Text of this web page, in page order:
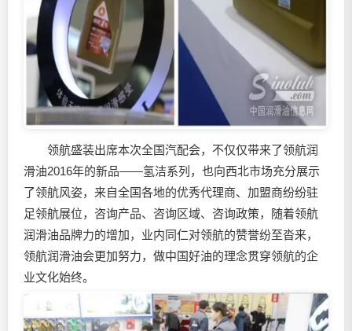
领航盛装出席本次全国汽配会，不仅仅带来了领航润
滑油2016年的新品——氢洁系列，也向西北市场充分展示
了领航风姿，来自全国各地的优秀代理商、加盟商纷纷驻
足领航展位，咨询产品、咨询区域、咨询政策，随着领航
润滑油品牌力的增加，业内同仁对领航的赞誉纷至沓来，
领航润滑油会更加努力，做中国好油的理念贯穿领航的企
业文化始终。